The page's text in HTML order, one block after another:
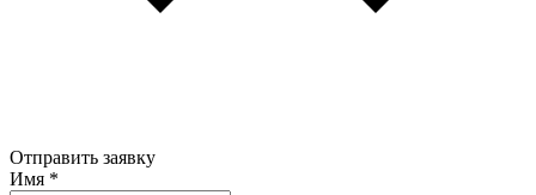
Отправить заявку
Имя *